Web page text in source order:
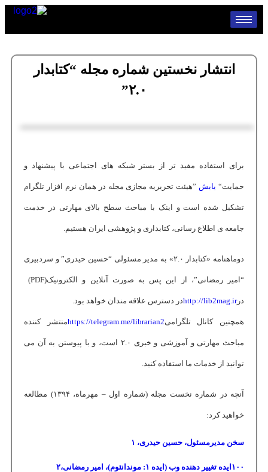
انتشار نخستین شماره مجله “کتابدار
۲.۰”
برای استفاده مفید تر از بستر شبکه های اجتماعی با پیشنهاد و
حمایت“ یابش ”هیئت تحریریه مجازی مجله در همان نرم افزار تلگرام
تشکیل شده است و اینک با مباحث سطح بالای مهارتی در خدمت
جامعه ی اطلاع رسانی، کتابداری و پژوهشی ایران هستیم.
دوماهنامه «کتابدار ۲.۰» به مدیر مسئولی “حسین حیدری” و سردبیری
“امیر رمضانی”، از این پس به صورت آنلاین و الکترونیک(PDF)
درhttp://lib2mag.irدر دسترس علاقه ‏مندان خواهد بود.
همچنین کانال تلگرامیhttps://telegram.me/librarian2منتشر کننده
مباحث مهارتی و آموزشی و خبری ۲.۰ است، و با پیوستن به آن می
توانید از خدمات ما استفاده کنید.
آنچه در شماره نخست مجله (شماره اول – مهرماه، ۱۳۹۴) مطالعه
خواهید کرد:
سخن مدیرمسئول، حسین حیدری، ۱
۱۰۰ ایده تغییر دهنده وب (ایده ۱: موندانئوم)، امیر رمضانی،۲